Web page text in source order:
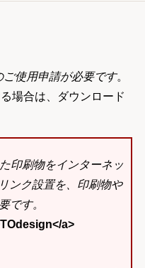
使用申請が必要です。
場合は、ダウンロード
印刷物をインターネッ
ンク設置を、印刷物や
です。
a>